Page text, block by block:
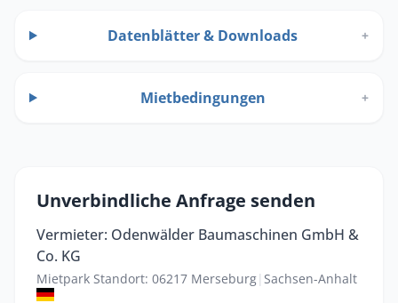
Datenblätter & Downloads +
Mietbedingungen +
Unverbindliche Anfrage senden
Vermieter: Odenwälder Baumaschinen GmbH &
Co. KG
Mietpark Standort: 06217 Merseburg| Sachsen-Anhalt